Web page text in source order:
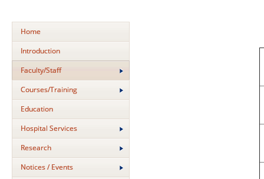
Home
Introduction
Faculty/Staff
Courses/Training
Education
Hospital Services
Research
Notices / Events